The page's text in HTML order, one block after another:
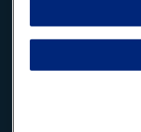
Amostras e